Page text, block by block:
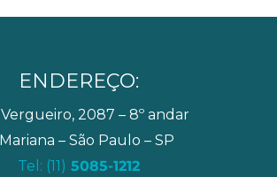
ENDEREÇO:
2087 – 8º andar
– São Paulo – SP
Tel: (11) 5085-1212